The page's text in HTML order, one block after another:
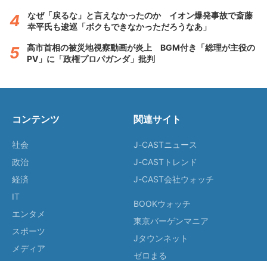
なぜ「戻るな」と言えなかったのか イオン爆発事故で斎藤
幸平氏も逡巡「ボクもできなかっただろうなあ」
高市首相の被災地視察動画が炎上 BGM付き「総理が主役の
PV」に「政権プロパガンダ」批判
コンテンツ
社会
政治
経済
IT
エンタメ
スポーツ
メディア
関連サイト
J-CASTニュース
J-CASTトレンド
J-CAST会社ウォッチ
BOOKウォッチ
東京バーゲンマニア
Jタウンネット
ゼロまる